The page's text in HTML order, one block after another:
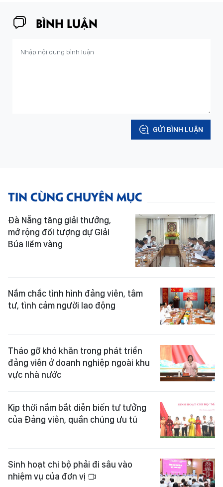
BÌNH LUẬN
GỬI BÌNH LUẬN
TIN CÙNG CHUYÊN MỤC
Đà Nẵng tăng giải thưởng,
mở rộng đối tượng dự Giải
Búa liềm vàng
Nắm chắc tình hình đảng viên, tâm
tư, tình cảm người lao động
Tháo gỡ khó khăn trong phát triển
đảng viên ở doanh nghiệp ngoài khu
vực nhà nước
Kịp thời nắm bắt diễn biến tư tưởng
của Đảng viên, quần chúng ưu tú
Sinh hoạt chi bộ phải đi sâu vào
nhiệm vụ của đơn vị